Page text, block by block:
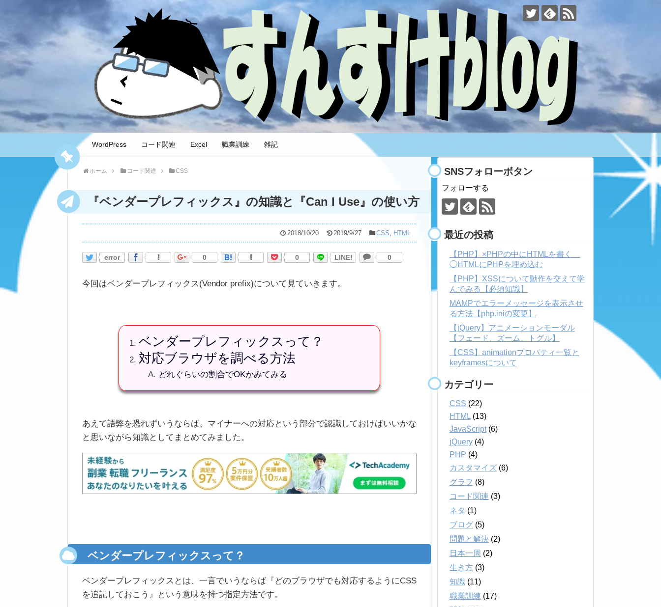
WordPress コード関連 Excel 職業訓練 雑記
ホーム コード関連 CSS
『ベンダープレフィックス』の知識と『Can I Use』の使い方
2018/10/20 2019/9/27 CSS, HTML
error 0 0 LINE! 0
今回はベンダープレフィックス(Vendor prefix)について見ていきます。
ベンダープレフィックスって？
対応ブラウザを調べる方法
どれぐらいの割合でOKかみてみる
あえて語弊を恐れずいうならば、マイナーへの対応という部分で認識しておけばいいかな
と思いながら知識としてまとめてみました。
ベンダープレフィックスって？
ベンダープレフィックスとは、一言でいうならば『どのブラウザでも対応するようにCSS
を追記しておこう』という意味を持つ指定方法です。
SNSフォローボタン
フォローする
最近の投稿
【PHP】×PHPの中にHTMLを書く
◯HTMLにPHPを埋め込む
【PHP】XSSについて動作を交えて学
んでみる【必須知識】
MAMPでエラーメッセージを表示させ
る方法【php.iniの変更】
【jQuery】アニメーションモーダル
【フェード、ズーム、トグル】
【CSS】animationプロパティ一覧と
keyframesについて
カテゴリー
CSS (22)
HTML (13)
JavaScript(6)
jQuery (4)
PHP (4)
カスタマイズ (6)
グラフ (8)
コード関連 (3)
ネタ (1)
ブログ (5)
問題と解決 (2)
日本一周 (2)
生き方 (3)
知識 (11)
職業訓練 (17)